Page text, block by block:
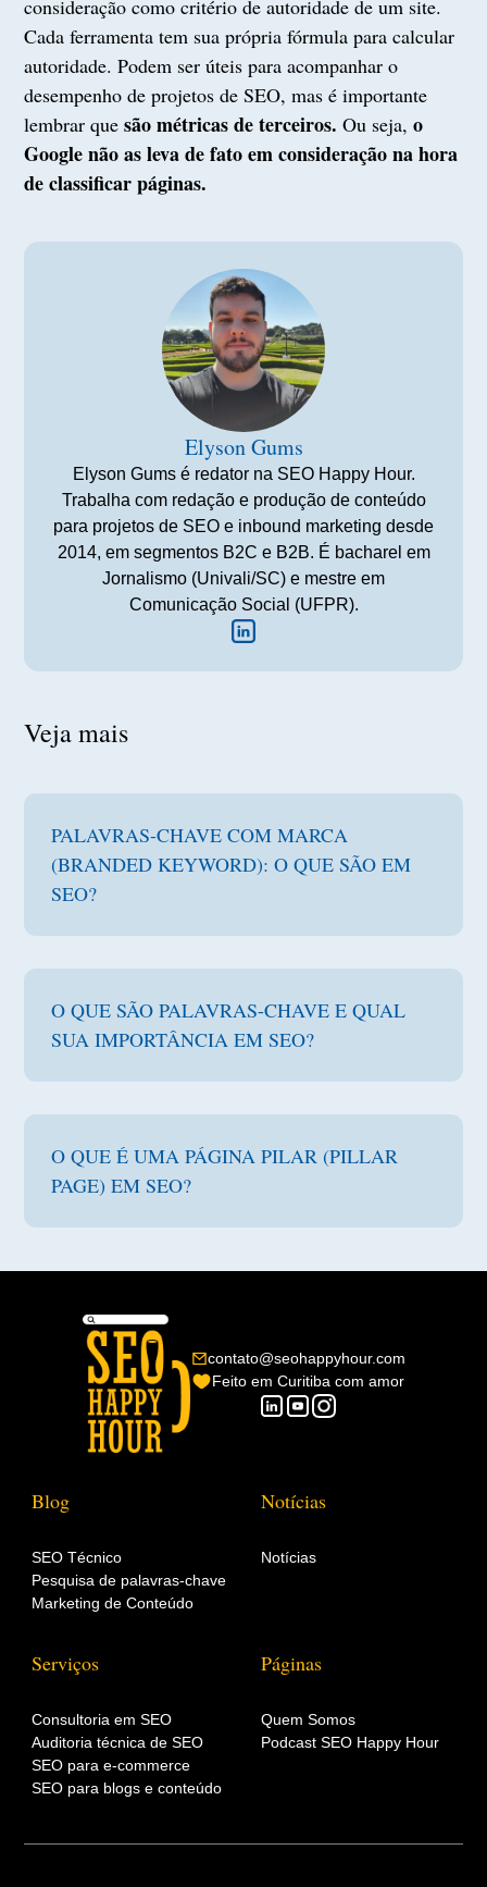
consideração como critério de autoridade de um site.
Cada ferramenta tem sua própria fórmula para calcular
autoridade. Podem ser úteis para acompanhar o
desempenho de projetos de SEO, mas é importante
lembrar quesão métricas de terceiros.Ou seja,o
Google não as leva de fato em consideração na hora
de classificar páginas.
Elyson Gums
Elyson Gums é redator na SEO Happy Hour.
Trabalha com redação e produção de conteúdo
para projetos de SEO e inbound marketing desde
2014, em segmentos B2C e B2B. É bacharel em
Jornalismo (Univali/SC) e mestre em
Comunicação Social (UFPR).
Veja mais
PALAVRAS-CHAVE COM MARCA
(BRANDED KEYWORD): O QUE SÃO EM
SEO?
O QUE SÃO PALAVRAS-CHAVE E QUAL
SUA IMPORTÂNCIA EM SEO?
O QUE É UMA PÁGINA PILAR (PILLAR
PAGE) EM SEO?
contato@seohappyhour.com
Feito em Curitiba com amor
Blog
SEO Técnico
Pesquisa de palavras-chave
Marketing de Conteúdo
Notícias
Notícias
Serviços
Consultoria em SEO
Auditoria técnica de SEO
SEO para e-commerce
SEO para blogs e conteúdo
Páginas
Quem Somos
Podcast SEO Happy Hour